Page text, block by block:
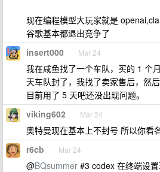
现在编程模型大玩家就是
谷歌基本都退出竞争了
insert000 Mar 24
我在咸鱼找了一个车队，买的 1 个
天车队封了，我找了卖家售后，然
目前用了 5 天吧还没出现问题。
viking602 Mar 24
奥特曼现在基本上不封号 所以你看
r6cb Mar 24
@BQsummer #3 codex 在终端设